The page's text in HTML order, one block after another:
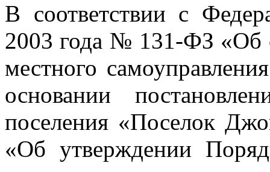
В соответствии с
2003 года № 131-ФЗ «Об
местного
основании
поселения «Поселок
«Об утверждении